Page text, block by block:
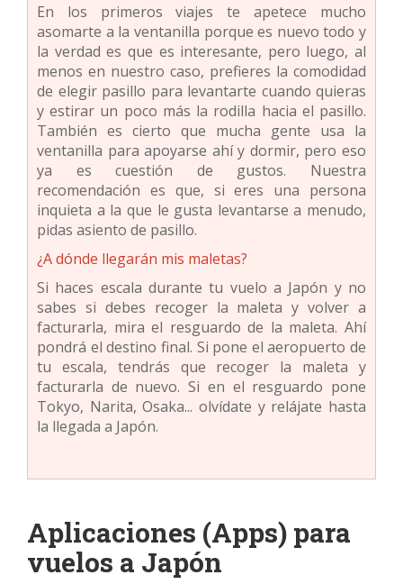
En los primeros viajes te apetece mucho
asomarte a la ventanilla porque es nuevo todo y
la verdad es que es interesante, pero luego, al
menos en nuestro caso, prefieres la comodidad
de elegir pasillo para levantarte cuando quieras
y estirar un poco más la rodilla hacia el pasillo.
También es cierto que mucha gente usa la
ventanilla para apoyarse ahí y dormir, pero eso
ya es cuestión de gustos. Nuestra
recomendación es que, si eres una persona
inquieta a la que le gusta levantarse a menudo,
pidas asiento de pasillo.
¿A dónde llegarán mis maletas?
Si haces escala durante tu vuelo a Japón y no
sabes si debes recoger la maleta y volver a
facturarla, mira el resguardo de la maleta. Ahí
pondrá el destino final. Si pone el aeropuerto de
tu escala, tendrás que recoger la maleta y
facturarla de nuevo. Si en el resguardo pone
Tokyo, Narita, Osaka... olvídate y relájate hasta
la llegada a Japón.
Aplicaciones (Apps) para
vuelos a Japón